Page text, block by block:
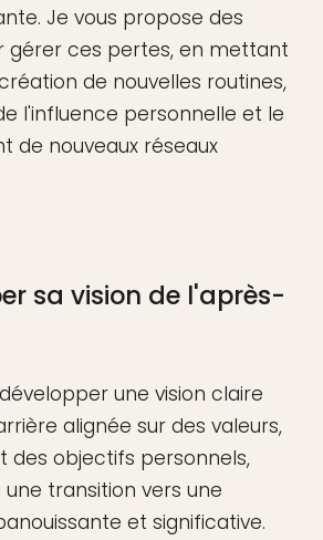
Je vous propose des
gérer ces pertes, en mettant
de nouvelles routines,
l'influence personnelle et le
de nouveaux réseaux
sa vision de l'après-
une vision claire
alignée sur des valeurs,
des objectifs personnels,
transition vers une
et significative.